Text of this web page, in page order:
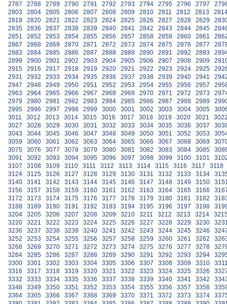
2787
2788 2789 2790 2791 2792 2793 2794 2795 2796 2797
2803
2804 2805 2806 2807 2808 2809 2810 2811 2812 2813
2819
2820 2821 2822 2823 2824 2825 2826 2827 2828 2829
2835
2836 2837 2838 2839 2840 2841 2842 2843 2844 2845
2851
2852 2853 2854 2855 2856 2857 2858 2859 2860 2861
2867
2868 2869 2870 2871 2872 2873 2874 2875 2876 2877
2883
2884 2885 2886 2887 2888 2889 2890 2891 2892 2893
2899
2900 2901 2902 2903 2904 2905 2906 2907 2908 2909
2915
2916 2917 2918 2919 2920 2921 2922 2923 2924 2925
2931
2932 2933 2934 2935 2936 2937 2938 2939 2940 2941
2947
2948 2949 2950 2951 2952 2953 2954 2955 2956 2957
2963
2964 2965 2966 2967 2968 2969 2970 2971 2972 2973
2979
2980 2981 2982 2983 2984 2985 2986 2987 2988 2989
2995
2996 2997 2998 2999 3000 3001 3002 3003 3004 3005
3011
3012 3013 3014 3015 3016 3017 3018 3019 3020 3021
3027
3028 3029 3030 3031 3032 3033 3034 3035 3036 3037
3043
3044 3045 3046 3047 3048 3049 3050 3051 3052 3053
3059
3060 3061 3062 3063 3064 3065 3066 3067 3068 3069
3075
3076 3077 3078 3079 3080 3081 3082 3083 3084 3085
3091
3092 3093 3094 3095 3096 3097 3098 3099 3100 3101
3107
3108 3109 3110 3111 3112 3113 3114 3115 3116 3117
3118
3124
3125 3126 3127 3128 3129 3130 3131 3132 3133 3134
3140
3141 3142 3143 3144 3145 3146 3147 3148 3149 3150
3156
3157 3158 3159 3160 3161 3162 3163 3164 3165 3166
3172
3173 3174 3175 3176 3177 3178 3179 3180 3181 3182
3188
3189 3190 3191 3192 3193 3194 3195 3196 3197 3198
3204
3205 3206 3207 3208 3209 3210 3211 3212 3213 3214
3220
3221 3222 3223 3224 3225 3226 3227 3228 3229 3230
3236
3237 3238 3239 3240 3241 3242 3243 3244 3245 3246
3252
3253 3254 3255 3256 3257 3258 3259 3260 3261 3262
3268
3269 3270 3271 3272 3273 3274 3275 3276 3277 3278
3284
3285 3286 3287 3288 3289 3290 3291 3292 3293 3294
3300
3301 3302 3303 3304 3305 3306 3307 3308 3309 3310
3316
3317 3318 3319 3320 3321 3322 3323 3324 3325 3326
3332
3333 3334 3335 3336 3337 3338 3339 3340 3341 3342
3348
3349 3350 3351 3352 3353 3354 3355 3356 3357 3358
3364
3365 3366 3367 3368 3369 3370 3371 3372 3373 3374